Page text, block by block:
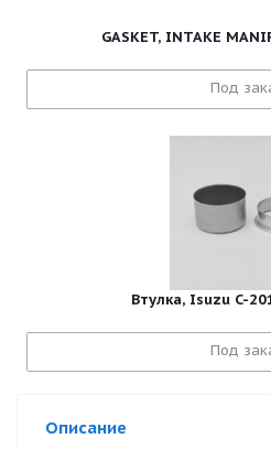
Под
Втулка, Isuzu C-
Под
Описание